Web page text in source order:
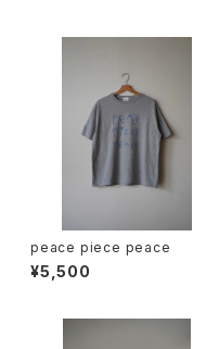
peace piece peace
¥5,500